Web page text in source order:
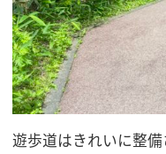
遊歩道はきれいに整